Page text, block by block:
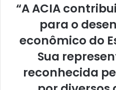
“A ACIA
para o
econômico do
Sua
reconhecida